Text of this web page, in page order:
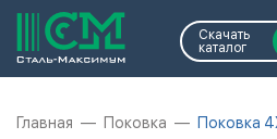
Скачать
каталог
Главная Поковка Поковка